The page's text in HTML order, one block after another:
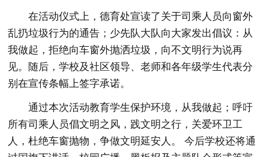
在活动仪式上，德育处宣读了关于司乘人员向窗外
乱扔垃圾行为的通告；少先队大队向大家发出倡议：从
我做起，拒绝向车窗外抛洒垃圾，向不文明行为说再
见。随后，学校及社区领导、老师和各年级学生代表分
别在宣传条幅上签字承诺。
通过本次活动教育学生保护环境，从我做起；呼吁
所有司乘人员倡文明之风，践文明之行，关爱环卫工
人，杜绝车窗抛物，争做文明延安人。 今后学校还将通